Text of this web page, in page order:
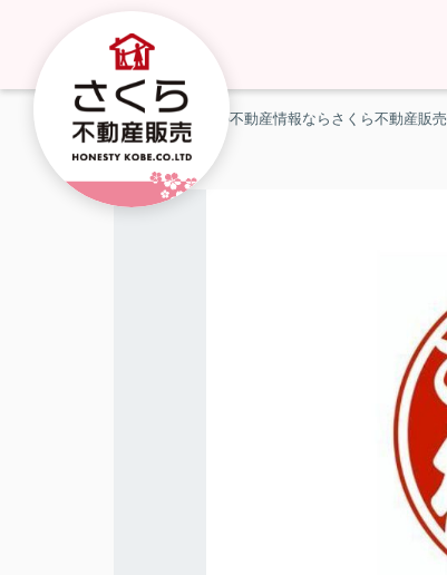
神戸市・明石市の不動産情報ならさくら不動産販売